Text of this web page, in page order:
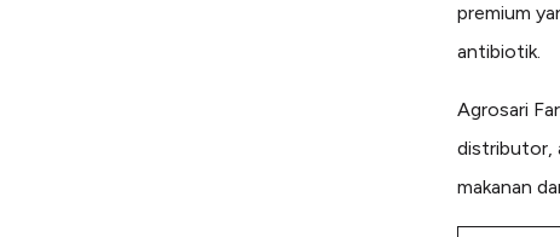
premium
antibiotik.
Agrosari
distributor,
makanan